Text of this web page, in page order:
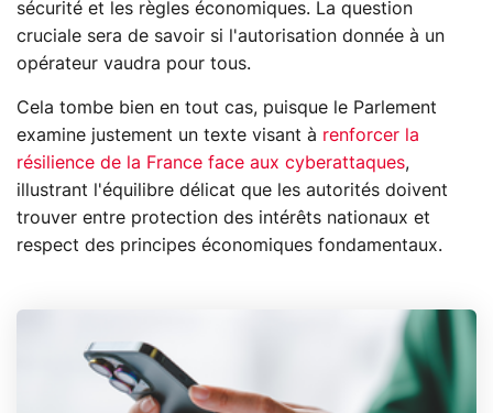
sécurité et les règles économiques. La question
cruciale sera de savoir si l'autorisation donnée à un
opérateur vaudra pour tous.
Cela tombe bien en tout cas, puisque le Parlement
examine justement un texte visant à renforcer la
résilience de la France face aux cyberattaques,
illustrant l'équilibre délicat que les autorités doivent
trouver entre protection des intérêts nationaux et
respect des principes économiques fondamentaux.